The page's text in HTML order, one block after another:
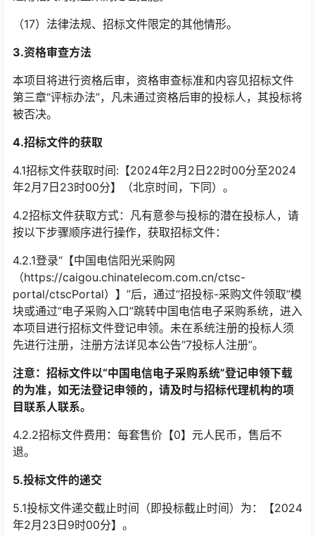
（17）法律法规、招标文件限定的其他情形。
3.资格审查方法
本项目将进行资格后审，资格审查标准和内容见招标文件
第三章“评标办法”，凡未通过资格后审的投标人，其投标将
被否决。
4.招标文件的获取
4.1招标文件获取时间:【2024年2月2日22时00分至2024
年2月7日23时00分】（北京时间，下同）。
4.2招标文件获取方式：凡有意参与投标的潜在投标人，请
按以下步骤顺序进行操作，获取招标文件：
4.2.1登录“【中国电信阳光采购网
（https://caigou.chinatelecom.com.cn/ctsc-
portal/ctscPortal）】”后，通过“招投标-采购文件领取”模
块或通过“电子采购入口”跳转中国电信电子采购系统，进入
本项目进行招标文件登记申领。未在系统注册的投标人须
先进行注册，注册方法详见本公告“7投标人注册”。
注意：招标文件以“中国电信电子采购系统”登记申领下载
的为准，如无法登记申领的，请及时与招标代理机构的项
目联系人联系。
4.2.2招标文件费用：每套售价【0】元人民币，售后不
退。
5.投标文件的递交
5.1投标文件递交截止时间（即投标截止时间）为：【2024
年2月23日9时00分】。